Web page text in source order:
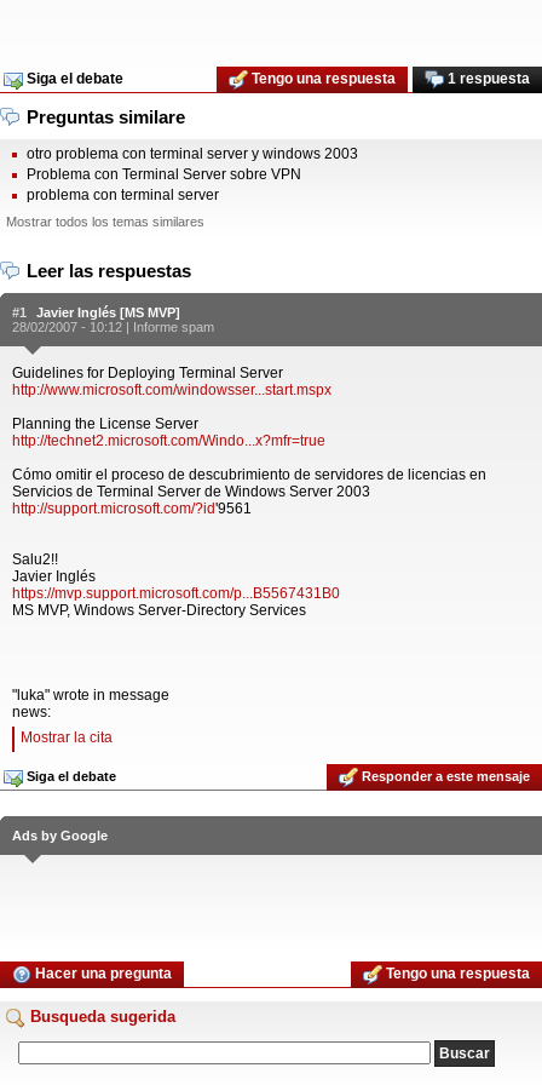
Siga el debate 1 respuesta
Tengo una respuesta
Preguntas similare
otro problema con terminal server y windows 2003
Problema con Terminal Server sobre VPN
problema con terminal server
Mostrar todos los temas similares
Leer las respuestas
#1
Javier Inglés [MS MVP]
28/02/2007 - 10:12 | Informe spam
Guidelines for Deploying Terminal Server
http://www.microsoft.com/windowsser...start.mspx
Planning the License Server
http://technet2.microsoft.com/Windo...x?mfr=true
Cómo omitir el proceso de descubrimiento de servidores de licencias en
Servicios de Terminal Server de Windows Server 2003
http://support.microsoft.com/?id'9561
Salu2!!
Javier Inglés
https://mvp.support.microsoft.com/p...B5567431B0
MS MVP, Windows Server-Directory Services
"luka" wrote in message
news:
Mostrar la cita
Siga el debate Responder a este mensaje
Ads by Google
Hacer una pregunta Tengo una respuesta
Busqueda sugerida